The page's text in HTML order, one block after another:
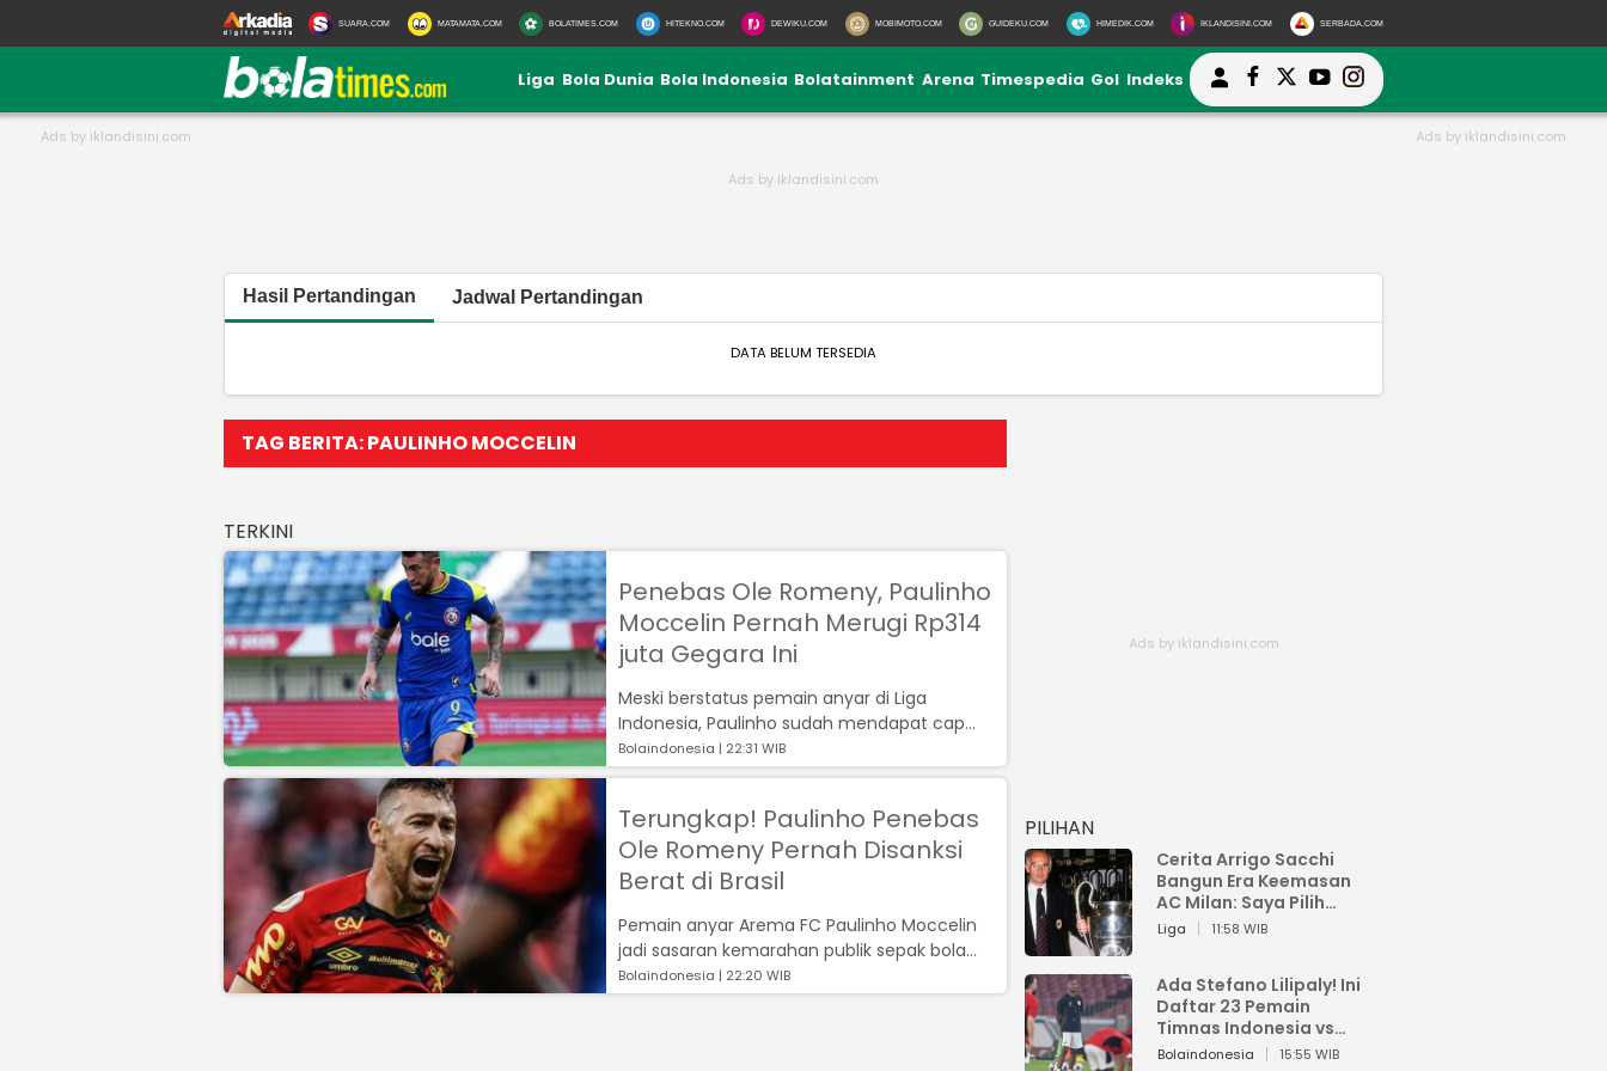
SUARA.COM MATAMATA.COM BOLATIMES.COM HITEKNO.COM DEWIKU.COM MOBIMOTO.COM GUIDEKU.COM HIMEDIK.COM IKLANDISINI.COM SERBADA.COM
Liga Bola Dunia Bola Indonesia Bolatainment Arena Timespedia Gol Indeks
Hasil Pertandingan Jadwal Pertandingan
DATA BELUM TERSEDIA
TAG BERITA: PAULINHO MOCCELIN
TERKINI
Penebas Ole Romeny, Paulinho
Moccelin Pernah Merugi Rp314
juta Gegara Ini
Meski berstatus pemain anyar di Liga
Indonesia, Paulinho sudah mendapat cap
buruk dari publik sepak bola Indonesia...
Bolaindonesia | 22:31 WIB
Terungkap! Paulinho Penebas
Ole Romeny Pernah Disanksi
Berat di Brasil
Pemain anyar Arema FC Paulinho Moccelin
jadi sasaran kemarahan publik sepak bola
Indonesia pasca melakukan tekel brutal ...
Bolaindonesia | 22:20 WIB
PILIHAN
Cerita Arrigo Sacchi
Bangun Era Keemasan
AC Milan: Saya Pilih
Pemain dari Isi Otaknya
Liga 11:58 WIB
Ada Stefano Lilipaly! Ini
Daftar 23 Pemain
Timnas Indonesia vs
China
Bolaindonesia 15:55 WIB